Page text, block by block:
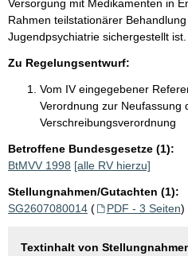
Versorgung mit Medikamenten in
Rahmen teilstationärer
Jugendpsychiatrie sichergestellt ist.
Zu Regelungsentwurf:
Vom IV eingegebener
Verordnung zur Neufassung
Verschreibungsverordnung
Betroffene Bundesgesetze (1):
BtMVV 1998 [alle RV hierzu]
Stellungnahmen/Gutachten (1):
SG2607080014 ( PDF - 3 Seiten)
Textinhalt von